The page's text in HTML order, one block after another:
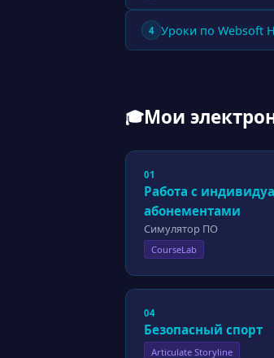
4 Уроки по Websoft
🎓Мои
01
Работа с
абонементами
Симулятор ПО
CourseLab
04
Безопасный спорт
Articulate Storyline